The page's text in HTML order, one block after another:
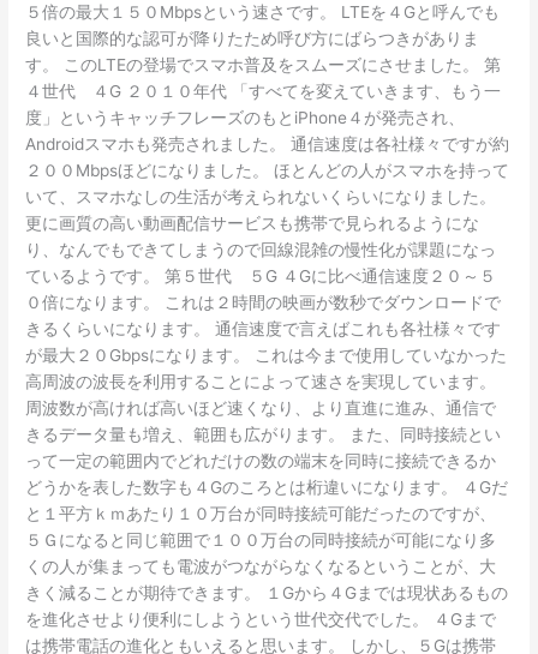
５倍の最大１５０Mbpsという速さです。 LTEを４Gと呼んでも
良いと国際的な認可が降りたため呼び方にばらつきがありま
す。 このLTEの登場でスマホ普及をスムーズにさせました。 第
４世代 ４G ２０１０年代 「すべてを変えていきます、もう一
度」というキャッチフレーズのもとiPhone４が発売され、
Androidスマホも発売されました。 通信速度は各社様々ですが約
２００Mbpsほどになりました。 ほとんどの人がスマホを持って
いて、スマホなしの生活が考えられないくらいになりました。
更に画質の高い動画配信サービスも携帯で見られるようにな
り、なんでもできてしまうので回線混雑の慢性化が課題になっ
ているようです。 第５世代 ５G ４Gに比べ通信速度２０～５
０倍になります。 これは２時間の映画が数秒でダウンロードで
きるくらいになります。 通信速度で言えばこれも各社様々です
が最大２０Gbpsになります。 これは今まで使用していなかった
高周波の波長を利用することによって速さを実現しています。
周波数が高ければ高いほど速くなり、より直進に進み、通信で
きるデータ量も増え、範囲も広がります。 また、同時接続とい
って一定の範囲内でどれだけの数の端末を同時に接続できるか
どうかを表した数字も４Gのころとは桁違いになります。 ４Gだ
と１平方ｋｍあたり１０万台が同時接続可能だったのですが、
５Ｇになると同じ範囲で１００万台の同時接続が可能になり多
くの人が集まっても電波がつながらなくなるということが、大
きく減ることが期待できます。 １Gから４Gまでは現状あるもの
を進化させより便利にしようという世代交代でした。 ４Gまで
は携帯電話の進化ともいえると思います。 しかし、５Gは携帯